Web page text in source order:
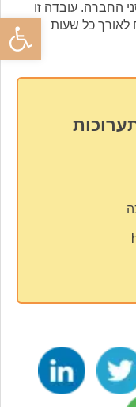
פתח
החברה. עובדה זו
לאורך כל שעות